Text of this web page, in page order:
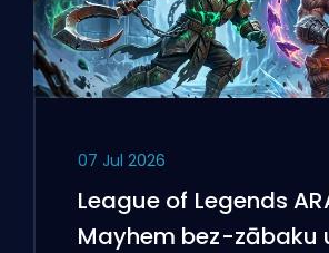
07 Jul 2026
League of Legends
Mayhem bez-zābaku